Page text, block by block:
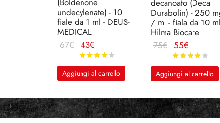
(Boldenone
undecylenate) - 10
fiale da 1 ml - DEUS-
MEDICAL
67€ Il
prezzo
originale
era:
43€
prezzo
attuale
è:
Aggiungi al carrello
decanoato (Deca
Durabolin) - 250
/ ml - fiala da 10
Hilma Biocare
75€ Il
prezzo
originale
era:
55€
prezzo
attuale
è:
Aggiungi al carrello